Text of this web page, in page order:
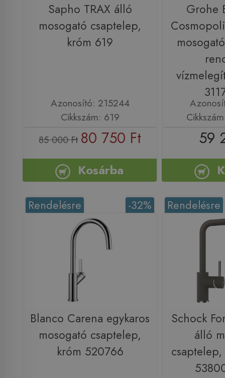
Sapho TRAX álló
mosogató csaptelep,
króm 619
Azonosító: 215244
Cikkszám: 619
85 000 Ft 80 750 Ft
Kosárba
Grohe
59
-32%
Rendelésre
Blanco Carena egykaros
mosogató csaptelep,
króm 520766
Rendelésre
Schock
álló
csaptelep,